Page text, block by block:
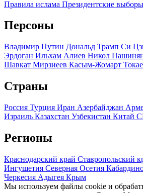
Правила ислама Президентские
Персоны
Владимир Путин Дональд Трамп Си
Эрдоган Ильхам Алиев Никол
Шавкат Мирзиеев Касым-Жомарт
Страны
Россия Турция Иран Азербайджан
Израиль Казахстан Узбекистан Китай
Регионы
Краснодарский край Ставропольский
Ингушетия Северная Осетия
Черкесия Адыгея Крым
Мы используем файлы cookie и